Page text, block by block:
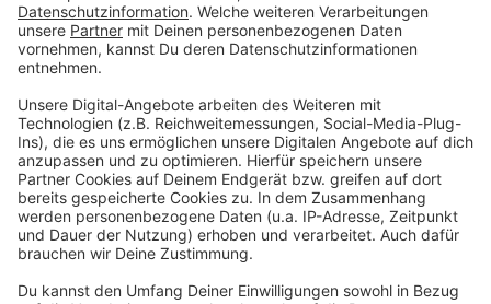
beeindruckende 700.000 Ticketanfragen – doppelt so
viele wie Plätze in der Arena.
Warum profitieren alle von den Freispielen?
Anzeige
Fortuna verfolgt mit den Freispielen eine klare
Strategie: Mehr Fans im Stadion bedeuten nicht nur